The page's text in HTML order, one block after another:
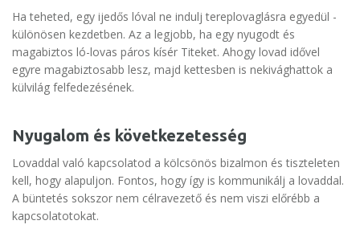
Ha teheted, egy ijedős lóval ne indulj tereplovaglásra egyedül -
különösen kezdetben. Az a legjobb, ha egy nyugodt és
magabiztos ló-lovas páros kísér Titeket. Ahogy lovad idővel
egyre magabiztosabb lesz, majd kettesben is nekivághattok a
külvilág felfedezésének.
Nyugalom és következetesség
Lovaddal való kapcsolatod a kölcsönös bizalmon és tiszteleten
kell, hogy alapuljon. Fontos, hogy így is kommunikálj a lovaddal.
A büntetés sokszor nem célravezető és nem viszi előrébb a
kapcsolatotokat.